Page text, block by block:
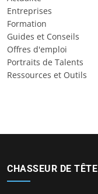
Entreprises
Formation
Guides et Conseils
Offres d'emploi
Portraits de Talents
Ressources et Outils
CHASSEUR DE TÊTE